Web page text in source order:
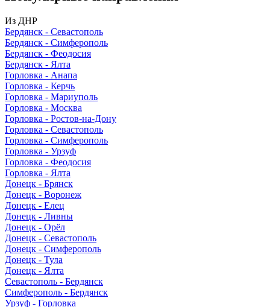
Из ДНР
Бердянск - Севастополь
Бердянск - Симферополь
Бердянск - Феодосия
Бердянск - Ялта
Горловка - Анапа
Горловка - Керчь
Горловка - Мариуполь
Горловка - Москва
Горловка - Ростов-на-Дону
Горловка - Севастополь
Горловка - Симферополь
Горловка - Урзуф
Горловка - Феодосия
Горловка - Ялта
Донецк - Брянск
Донецк - Воронеж
Донецк - Елец
Донецк - Ливны
Донецк - Орёл
Донецк - Севастополь
Донецк - Симферополь
Донецк - Тула
Донецк - Ялта
Севастополь - Бердянск
Симферополь - Бердянск
Урзуф - Горловка